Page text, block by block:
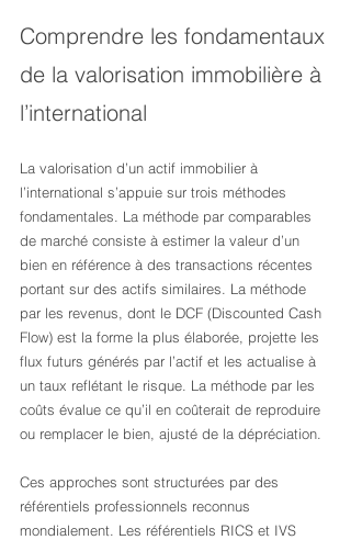
Comprendre les fondamentaux
de la valorisation immobilière à
l’international
La valorisation d’un actif immobilier à
l’international s’appuie sur trois méthodes
fondamentales. La méthode par comparables
de marché consiste à estimer la valeur d’un
bien en référence à des transactions récentes
portant sur des actifs similaires. La méthode
par les revenus, dont le DCF (Discounted Cash
Flow) est la forme la plus élaborée, projette les
flux futurs générés par l’actif et les actualise à
un taux reflétant le risque. La méthode par les
coûts évalue ce qu’il en coûterait de reproduire
ou remplacer le bien, ajusté de la dépréciation.
Ces approches sont structurées par des
référentiels professionnels reconnus
mondialement. Les référentiels RICS et IVS